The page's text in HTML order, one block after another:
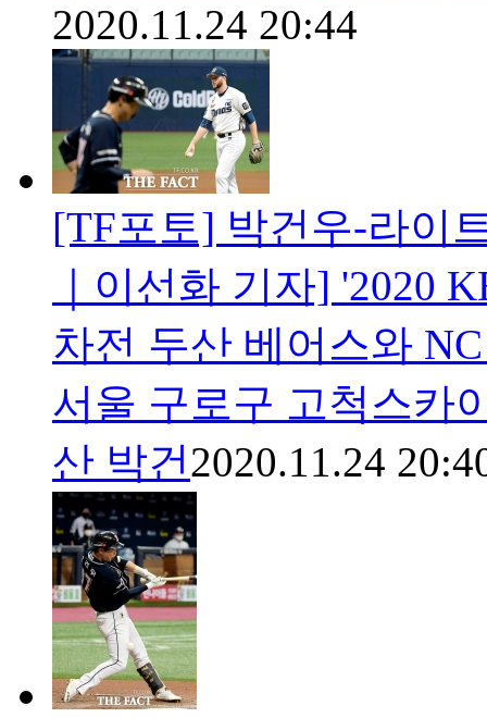
2020.11.24 20:44
[TF포토] 박건우-라이
｜이선화 기자] '2020
차전 두산 베어스와
서울 구로구 고척스카
산 박건2020.11.24